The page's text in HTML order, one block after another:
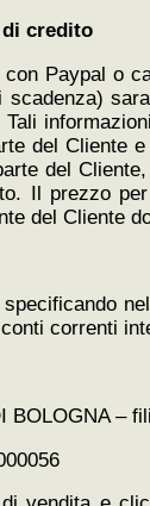
di credito
Paypal o
del Cliente
del
Il prezzo per
del Cliente
correnti
BOLOGNA –